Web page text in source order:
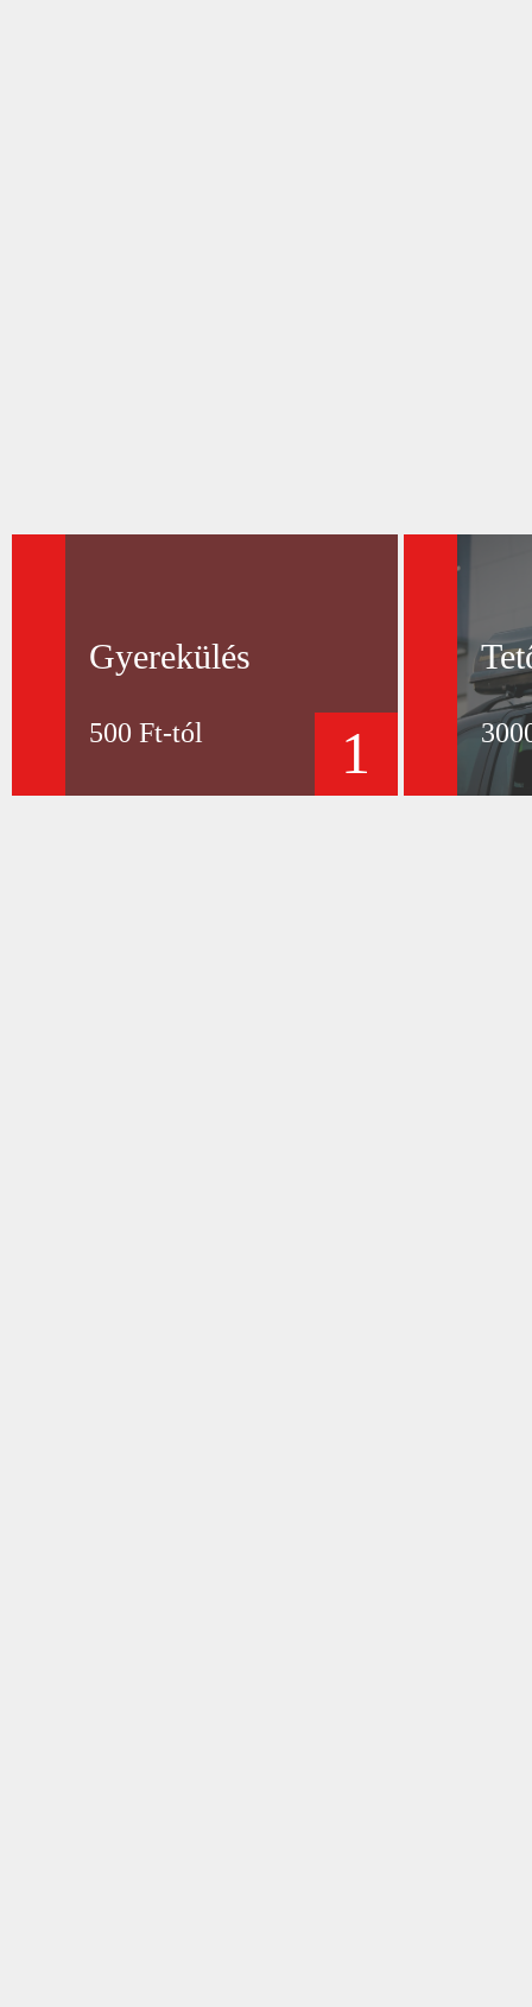
Gyerekülés
500 Ft-tól 1